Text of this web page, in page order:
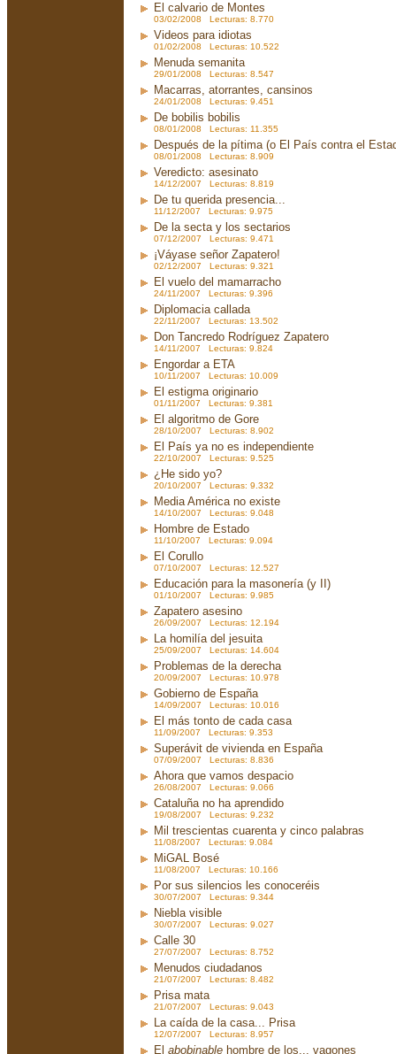
El calvario de Montes
03/02/2008 Lecturas: 8.770
Videos para idiotas
01/02/2008 Lecturas: 10.522
Menuda semanita
29/01/2008 Lecturas: 8.547
Macarras, atorrantes, cansinos
24/01/2008 Lecturas: 9.451
De bobilis bobilis
08/01/2008 Lecturas: 11.355
Después de la pítima (o El País contra el
08/01/2008 Lecturas: 8.909
Veredicto: asesinato
14/12/2007 Lecturas: 8.819
De tu querida presencia...
11/12/2007 Lecturas: 9.975
De la secta y los sectarios
07/12/2007 Lecturas: 9.471
¡Váyase señor Zapatero!
02/12/2007 Lecturas: 9.321
El vuelo del mamarracho
24/11/2007 Lecturas: 9.396
Diplomacia callada
22/11/2007 Lecturas: 13.502
Don Tancredo Rodríguez Zapatero
14/11/2007 Lecturas: 9.824
Engordar a ETA
10/11/2007 Lecturas: 10.009
El estigma originario
01/11/2007 Lecturas: 9.381
El algoritmo de Gore
28/10/2007 Lecturas: 8.902
El País ya no es independiente
22/10/2007 Lecturas: 9.525
¿He sido yo?
20/10/2007 Lecturas: 9.332
Media América no existe
14/10/2007 Lecturas: 9.048
Hombre de Estado
11/10/2007 Lecturas: 9.094
El Corullo
07/10/2007 Lecturas: 12.527
Educación para la masonería (y II)
01/10/2007 Lecturas: 9.985
Zapatero asesino
26/09/2007 Lecturas: 12.194
La homilía del jesuita
25/09/2007 Lecturas: 14.604
Problemas de la derecha
20/09/2007 Lecturas: 10.978
Gobierno de España
14/09/2007 Lecturas: 10.016
El más tonto de cada casa
11/09/2007 Lecturas: 9.353
Superávit de vivienda en España
07/09/2007 Lecturas: 8.836
Ahora que vamos despacio
26/08/2007 Lecturas: 9.066
Cataluña no ha aprendido
19/08/2007 Lecturas: 9.232
Mil trescientas cuarenta y cinco palabras
11/08/2007 Lecturas: 9.084
MiGAL Bosé
11/08/2007 Lecturas: 10.166
Por sus silencios les conoceréis
30/07/2007 Lecturas: 9.344
Niebla visible
30/07/2007 Lecturas: 9.027
Calle 30
27/07/2007 Lecturas: 8.752
Menudos ciudadanos
21/07/2007 Lecturas: 8.482
Prisa mata
21/07/2007 Lecturas: 9.043
La caída de la casa... Prisa
12/07/2007 Lecturas: 8.957
El abobinable hombre de los... vagones